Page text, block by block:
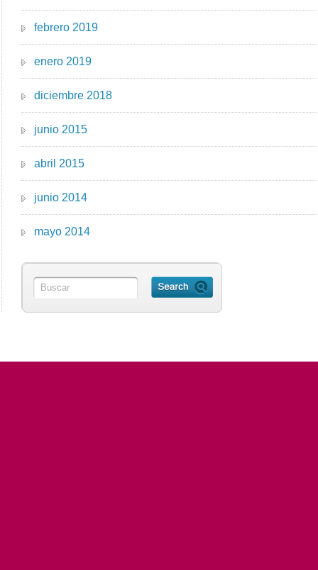
febrero 2019
enero 2019
diciembre 2018
junio 2015
abril 2015
junio 2014
mayo 2014